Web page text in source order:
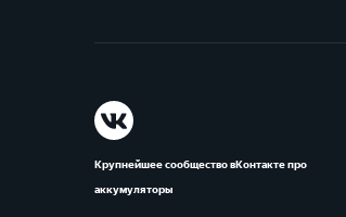
Крупнейшее сообщество вКонтакте про
аккумуляторы